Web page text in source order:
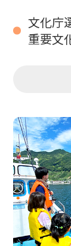
文化庁
重要文